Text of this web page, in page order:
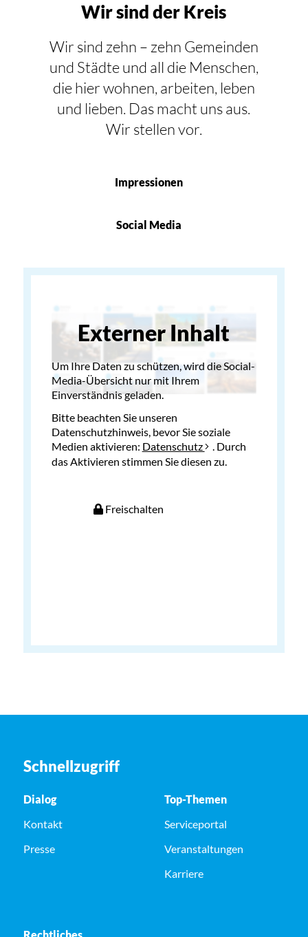
Wir sind der Kreis
Wir sind zehn – zehn Gemeinden
und Städte und all die Menschen,
die hier wohnen, arbeiten, leben
und lieben. Das macht uns aus.
Wir stellen vor.
Impressionen
Social Media
Externer Inhalt
Um Ihre Daten zu schützen, wird die Social-
Media-Übersicht nur mit Ihrem
Einverständnis geladen.
Bitte beachten Sie unseren
Datenschutzhinweis, bevor Sie soziale
Medien aktivieren: Datenschutz
. Durch
das Aktivieren stimmen Sie diesen zu.
Freischalten
Schnellzugriff
Dialog
Kontakt
Presse
Top-Themen
Serviceportal
Veranstaltungen
Karriere